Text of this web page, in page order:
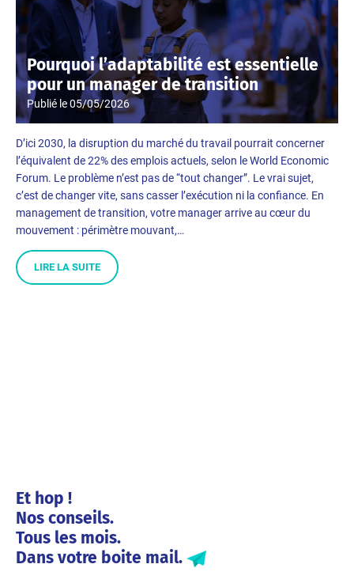
Pourquoi l’adaptabilité est essentielle
pour un manager de transition
Publié le05/05/2026
D’ici 2030, la disruption du marché du travail pourrait concerner
l’équivalent de 22% des emplois actuels, selon le World Economic
Forum. Le problème n’est pas de “tout changer”. Le vrai sujet,
c’est de changer vite, sans casser l’exécution ni la confiance. En
management de transition, votre manager arrive au cœur du
mouvement : périmètre mouvant,…
LIRE LA SUITE
Et hop !
Nos conseils.
Tous les mois.
Dans votre boite mail.